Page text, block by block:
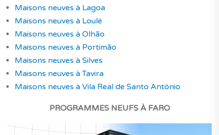
Maisons neuves à Lagoa
Maisons neuves à Loulé
Maisons neuves à Olhão
Maisons neuves à Portimão
Maisons neuves à Silves
Maisons neuves à Tavira
Maisons neuves à Vila Real de Santo António
PROGRAMMES NEUFS À FARO